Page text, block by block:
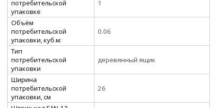
потребительской
упаковке
1
Объём
потребительской
упаковки, куб.м:
0.06
Тип
потребительской
упаковки
деревянный ящик
Ширина
потребительской
упаковки, см
26